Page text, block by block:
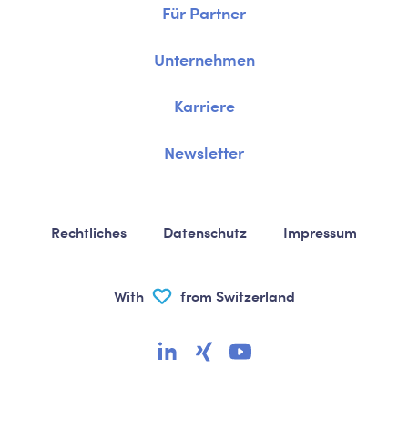
Für Partner
Unternehmen
Karriere
Newsletter
Rechtliches Datenschutz Impressum
With from Switzerland